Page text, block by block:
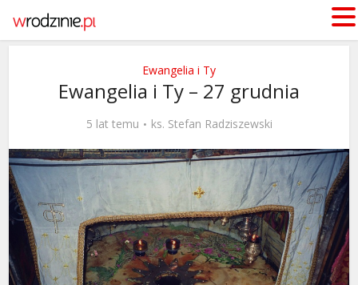
Ewangelia i Ty
Ewangelia i Ty – 27 grudnia
5 lat temu ks. Stefan Radziszewski